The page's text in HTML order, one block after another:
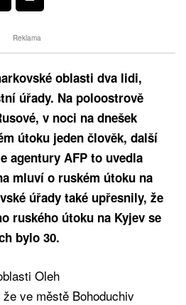
Reklama
oblasti dva lidi,
úřady. Na poloostrově
v noci na dnešek
útoku jeden člověk, další
agentury AFP to uvedla
mluví o ruském útoku na
úřady také upřesnily, že
ruského útoku na Kyjev se
bylo 30.
Oleh
že ve městě Bohoduchiv